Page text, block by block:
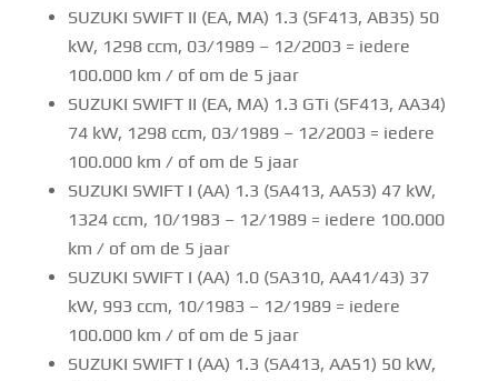
SUZUKI SWIFT II (EA, MA) 1.3 (SF413, AB35) 50
kW, 1298 ccm, 03/1989 – 12/2003 = iedere
100.000 km / of om de 5 jaar
SUZUKI SWIFT II (EA, MA) 1.3 GTi (SF413, AA34)
74 kW, 1298 ccm, 03/1989 – 12/2003 = iedere
100.000 km / of om de 5 jaar
SUZUKI SWIFT I (AA) 1.3 (SA413, AA53) 47 kW,
1324 ccm, 10/1983 – 12/1989 = iedere 100.000
km / of om de 5 jaar
SUZUKI SWIFT I (AA) 1.0 (SA310, AA41/43) 37
kW, 993 ccm, 10/1983 – 12/1989 = iedere
100.000 km / of om de 5 jaar
SUZUKI SWIFT I (AA) 1.3 (SA413, AA51) 50 kW,